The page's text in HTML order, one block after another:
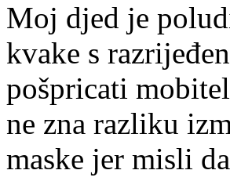
Moj djed je
kvake s
pošpricati
ne zna razliku
maske jer misli